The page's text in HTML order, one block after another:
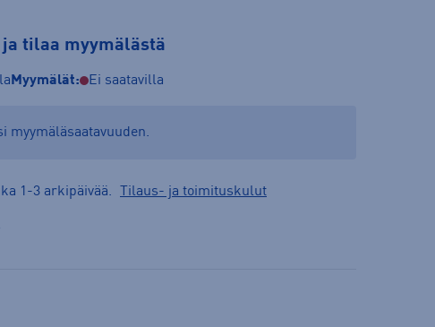
ja tilaa myymälästä
Myymälät: Ei saatavilla
myymäläsaatavuuden.
1-3 arkipäivää. Tilaus- ja toimituskulut